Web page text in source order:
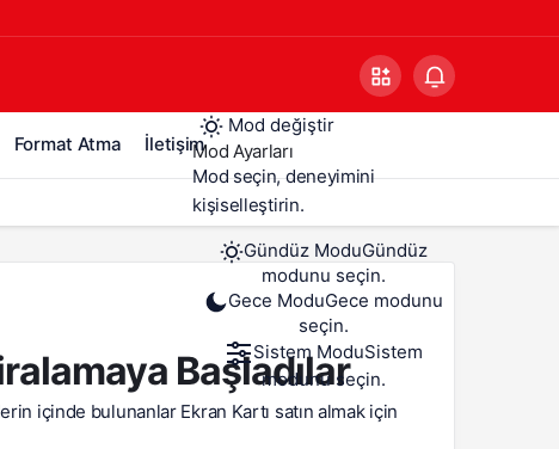
Format Atma İletişim
Mod değiştir
Mod Ayarları
Mod seçin, deneyimini
kişiselleştirin.
Gündüz ModuGündüz
modunu seçin.
Gece ModuGece modunu
seçin.
Sistem ModuSistem
modunu seçin.
Başladılar
içinde bulunanlar Ekran Kartı satın almak için